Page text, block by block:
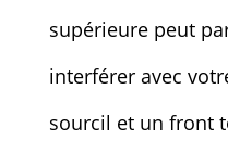
supérieure peut
interférer avec
sourcil et un front